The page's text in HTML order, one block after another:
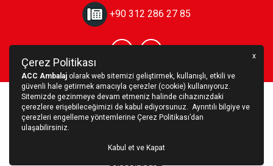
+90 312 286 27 85
Copyright © 2023 ACC Ambalaj
x
Çerez Politikası
ACC Ambalaj olarak web sitemizi geliştirmek, kullanışlı, etkili ve
güvenli hale getirmek amacıyla çerezler (cookie) kullanıyoruz.
Sitemizde gezinmeye devam etmeniz halinde cihazınızdaki
çerezlere erişebileceğimizi de kabul ediyorsunuz. Ayrıntılı bilgiye ve
çerezleri engelleme yöntemlerine Çerez Politikası’dan
ulaşabilirsiniz.
Kabul et ve Kapat